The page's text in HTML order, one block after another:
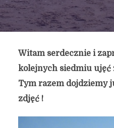
Witam serdecznie i
kolejnych siedmiu ujęć
Tym razem dojdziemy
zdjęć !